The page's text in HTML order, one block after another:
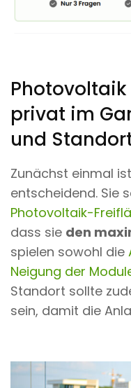
privat im
und
Zunächst einmal
entscheidend. Sie
Photovoltaik-
dass sie den
spielen sowohl die
Neigung der
Standort sollte
sein, damit die